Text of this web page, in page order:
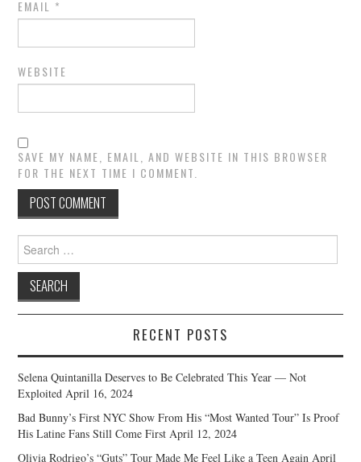
EMAIL *
WEBSITE
SAVE MY NAME, EMAIL, AND WEBSITE IN THIS BROWSER
FOR THE NEXT TIME I COMMENT.
Search
for:
RECENT POSTS
Selena Quintanilla Deserves to Be Celebrated This Year — Not
Exploited April 16, 2024
Bad Bunny’s First NYC Show From His “Most Wanted Tour” Is Proof
His Latine Fans Still Come First April 12, 2024
Olivia Rodrigo’s “Guts” Tour Made Me Feel Like a Teen Again April